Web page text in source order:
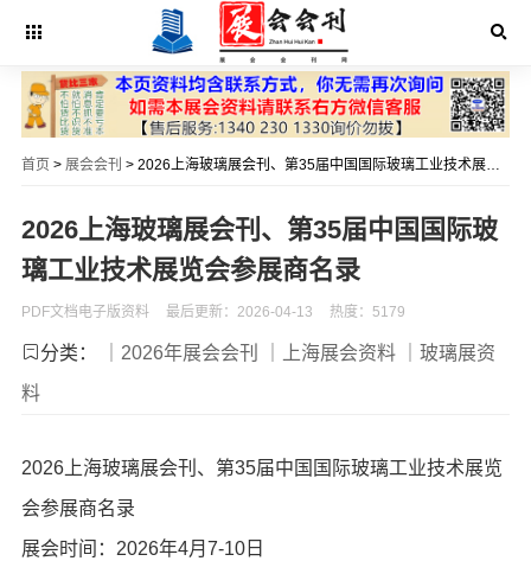
首页 > 展会会刊 > 2026上海玻璃展会刊、第35届中国国际玻璃工业技术展览会参展商名录
2026上海玻璃展会刊、第35届中国国际玻
璃工业技术展览会参展商名录
PDF文档电子版资料 最后更新：2026-04-13 热度：5179
分类： ｜2026年展会会刊 ｜上海展会资料
｜玻璃展资
料
2026上海玻璃展会刊、第35届中国国际玻璃工业技术展览
会参展商名录
展会时间：2026年4月7-10日